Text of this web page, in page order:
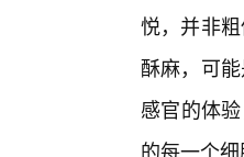
悦，并非
酥麻，可
感官的体
的每一个细